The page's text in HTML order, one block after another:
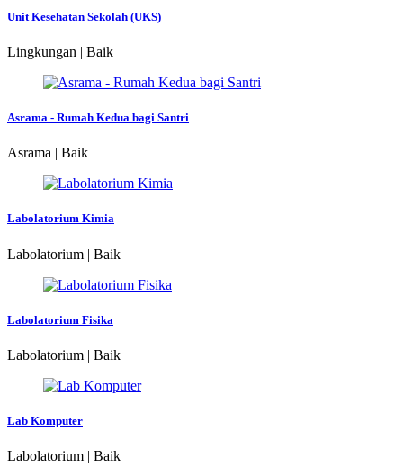
Unit Kesehatan Sekolah (UKS)
Lingkungan | Baik
Asrama - Rumah Kedua bagi Santri
Asrama | Baik
Labolatorium Kimia
Labolatorium | Baik
Labolatorium Fisika
Labolatorium | Baik
Lab Komputer
Labolatorium | Baik